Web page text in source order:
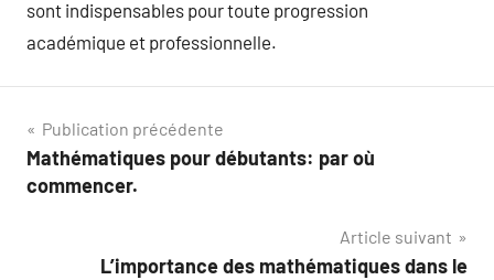
sont indispensables pour toute progression
académique et professionnelle.
Navigation
de
Publication précédente
Mathématiques pour débutants: par où
commencer.
Article suivant
L’importance des mathématiques dans le